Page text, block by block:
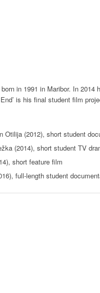
in 1991 in Maribor. In
is his final student film
Otilija (2012), short student
(2014), short student TV
short feature film
full-length student